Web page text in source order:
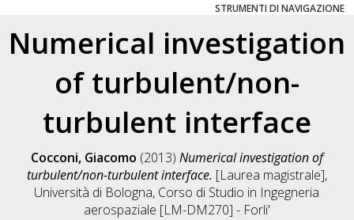
STRUMENTI DI NAVIGAZIONE
Numerical investigation
of turbulent/non-
turbulent interface
Cocconi, Giacomo (2013) Numerical investigation of
turbulent/non-turbulent interface. [Laurea magistrale],
Università di Bologna, Corso di Studio in Ingegneria
aerospaziale [LM-DM270] - Forli'